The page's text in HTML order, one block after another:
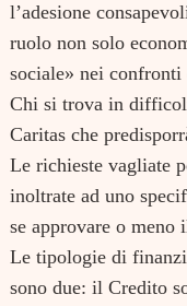
l’adesione
ruolo non solo
sociale» nei
Chi si trova in
Caritas che
Le richieste vagliate
inoltrate ad uno
se approvare o meno
Le tipologie di
sono due: il Credito
Search